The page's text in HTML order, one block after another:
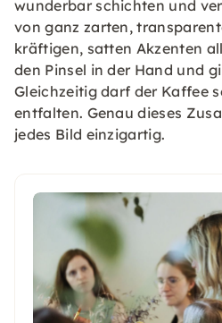
wunderbar schichten und
von ganz zarten,
kräftigen, satten Akzenten
den Pinsel in der Hand und
Gleichzeitig darf der Kaffee
entfalten. Genau dieses
jedes Bild einzigartig.